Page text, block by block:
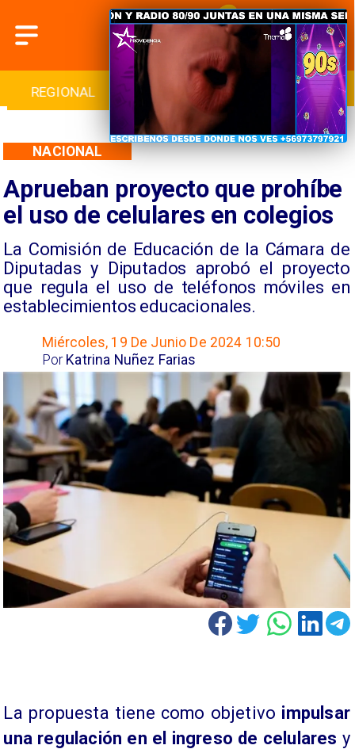
REGIONAL INTERNACIONAL DEPORTES
Aprueban proyecto que prohíbe
el uso de celulares en colegios
La Comisión de Educación de la Cámara de
Diputadas y Diputados aprobó el proyecto
que regula el uso de teléfonos móviles en
establecimientos educacionales.
NACIONAL
Miércoles, 19 De Junio De 2024 10:50
Katrina Nuñez Farias
Por
La propuesta tiene como objetivo impulsar
una regulación en el ingreso de celulares y